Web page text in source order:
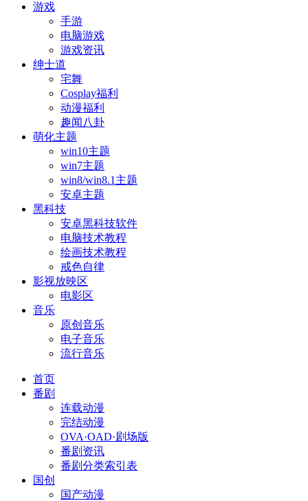
游戏
手游
电脑游戏
游戏资讯
绅士道
宅舞
Cosplay福利
动漫福利
趣闻八卦
萌化主题
win10主题
win7主题
win8/win8.1主题
安卓主题
黑科技
安卓黑科技软件
电脑技术教程
绘画技术教程
戒色自律
影视放映区
电影区
音乐
原创音乐
电子音乐
流行音乐
首页
番剧
连载动漫
完结动漫
OVA·OAD·剧场版
番剧资讯
番剧分类索引表
国创
国产动漫